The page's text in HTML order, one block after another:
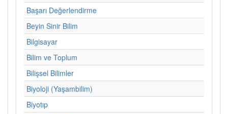
Başarı Değerlendirme
Beyin Sinir Bilim
Bilgisayar
Bilim ve Toplum
Bilişsel Bilimler
Biyoloji (Yaşambilim)
Biyotıp